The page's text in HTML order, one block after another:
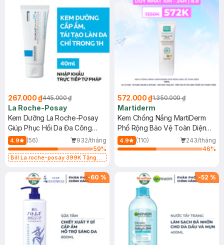
267.000 ₫445.000 ₫
La Roche-Posay
Kem Dưỡng La Roche-Posay
Giúp Phục Hồi Da Đa Công
Dụng 40ml
4.9 (56)
932/tháng
59%
Bill La roche-posay 399K Tặng
(SL có hạn)
572.000 ₫1.350.000 ₫
Martiderm
Kem Chống Nắng MartiDerm
Phổ Rộng Bảo Vệ Toàn Diện
40ml
4.9 (110)
243/tháng
46%
-60 % -52 %